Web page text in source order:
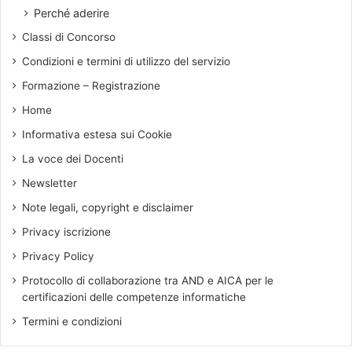
i
u
a
m
r
t
a
n
u
n
i
t
c
o
i
d
t
i
e
l
o
n
r
Perché aderire
Classi di Concorso
Condizioni e termini di utilizzo del servizio
Formazione – Registrazione
Home
Informativa estesa sui Cookie
La voce dei Docenti
Newsletter
Note legali, copyright e disclaimer
Privacy iscrizione
Privacy Policy
Protocollo di collaborazione tra AND e AICA per le
certificazioni delle competenze informatiche
Termini e condizioni